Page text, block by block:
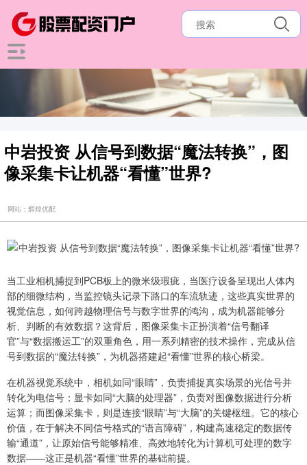
中岩投资 从信号到数据“魔法转换”，图
像采集卡让机器“看懂”世界?
网站：辉煌优配
当工业相机捕捉到PCB板上的微米级瑕疵，当医疗设备呈现出人体内
部的细微结构，当监控镜头记录下路口的车流轨迹，这些真实世界的
视觉信息，如何跨越物理信号与数字世界的鸿沟，成为机器能够分
析、判断的有效数据？这背后，图像采集卡正扮演着“信号翻译
官”与“数据搬运工”的双重角色，用一系列精密的技术操作，完成从信
号到数据的“魔法转换”，为机器搭建起“看懂”世界的核心桥梁。
在机器视觉系统中，相机如同“眼睛”，负责捕捉真实场景的光信号并
转化为电信号；显卡如同“大脑的处理器”，负责对图像数据进行分析
运算；而图像采集卡，则是连接“眼睛”与“大脑”的关键枢纽。它的核心
价值，在于解决不同信号格式的“语言障碍”，构建高速稳定的数据传
输“通道”，让原始信号能够精准、高效地转化为计算机可处理的数字
数据——这正是机器“看懂”世界的基础前提。